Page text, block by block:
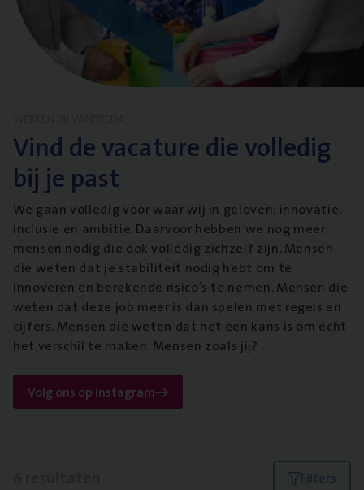
Vind de vacature die volledig
bij je past
We gaan volledig voor waar wij in geloven: innovatie,
inclusie en ambitie. Daarvoor hebben we nog meer
mensen nodig die ook volledig zichzelf zijn. Mensen
die weten dat je stabiliteit nodig hebt om te
innoveren en berekende risico’s te nemen. Mensen die
weten dat deze job meer is dan spelen met regels en
cijfers. Mensen die weten dat het een kans is om écht
het verschil te maken. Mensen zoals jij?
Volg ons op instagram
Filters